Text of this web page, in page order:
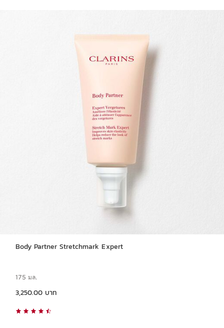
Body Partner Stretchmark Expert
175 มล.
3,250.00 บาท